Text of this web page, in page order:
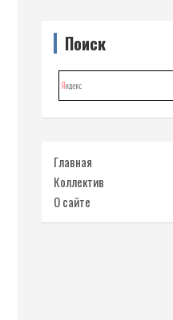
Поиск
Главная
Коллектив
О сайте